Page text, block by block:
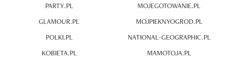
PARTY.PL
GLAMOUR.PL
POLKI.PL
KOBIETA.PL
MOJEGOTOWANIE.PL
MOJPIEKNYOGROD.PL
NATIONAL-GEOGRAPHIC.PL
MAMOTOJA.PL